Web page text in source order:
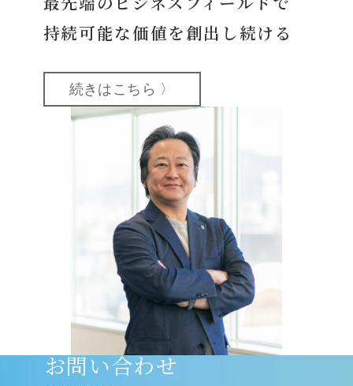
持続可能な価値を創出し続ける
続きはこちら 〉
お問い合わせ